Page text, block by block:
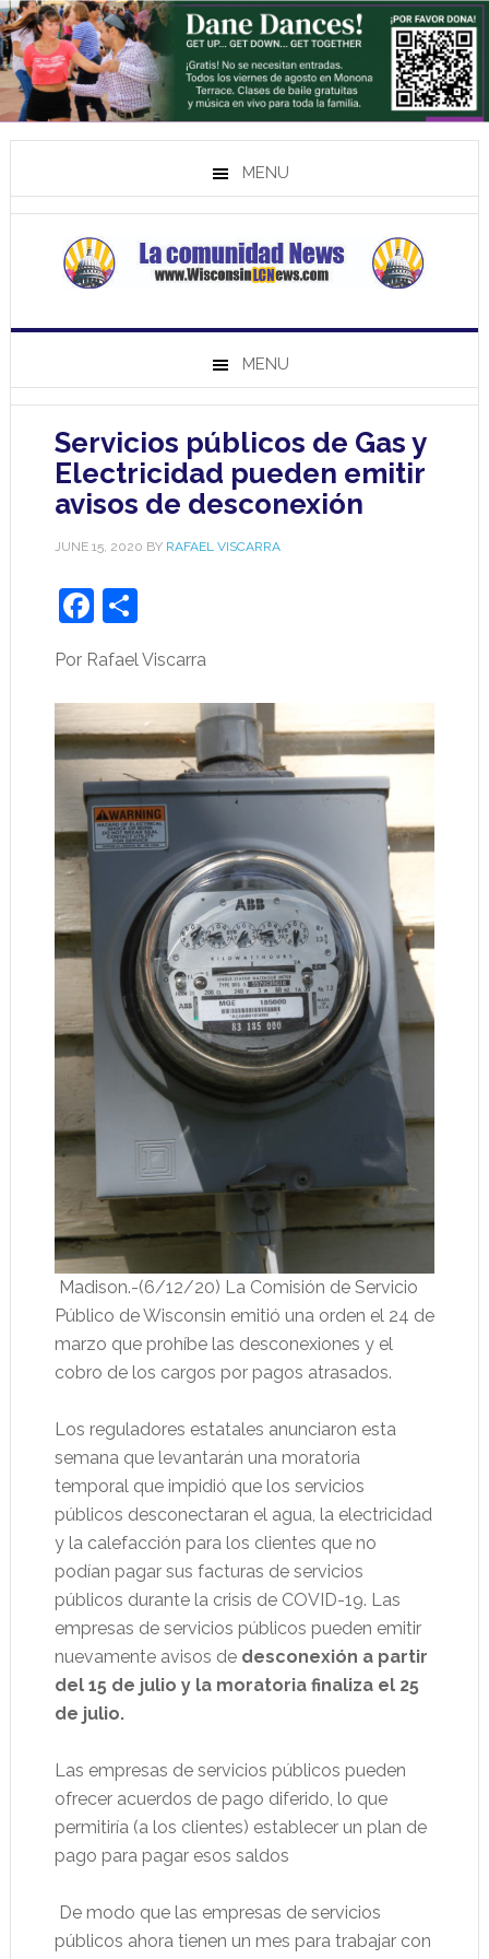
MENU
MENU
Servicios públicos de Gas y
Electricidad pueden emitir
avisos de desconexión
JUNE 15, 2020 BY RAFAEL VISCARRA
Facebook
Share
Por Rafael Viscarra
Madison.-(6/12/20) La Comisión de Servicio
Público de Wisconsin emitió una orden el 24 de
marzo que prohíbe las desconexiones y el
cobro de los cargos por pagos atrasados.
Los reguladores estatales anunciaron esta
semana que levantarán una moratoria
temporal que impidió que los servicios
públicos desconectaran el agua, la electricidad
y la calefacción para los clientes que no
podían pagar sus facturas de servicios
públicos durante la crisis de COVID-19. Las
empresas de servicios públicos pueden emitir
nuevamente avisos de desconexión a partir
del 15 de julio y la moratoria finaliza el 25
de julio.
Las empresas de servicios públicos pueden
ofrecer acuerdos de pago diferido, lo que
permitiría (a los clientes) establecer un plan de
pago para pagar esos saldos
De modo que las empresas de servicios
públicos ahora tienen un mes para trabajar con